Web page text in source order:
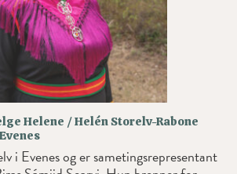
Helene / Helén Storelv-Rabone
i Evenes og er sametingsrepresentant